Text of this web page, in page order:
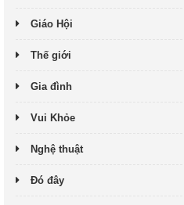
Giáo Hội
Thế giới
Gia đình
Vui Khỏe
Nghệ thuật
Đó đây